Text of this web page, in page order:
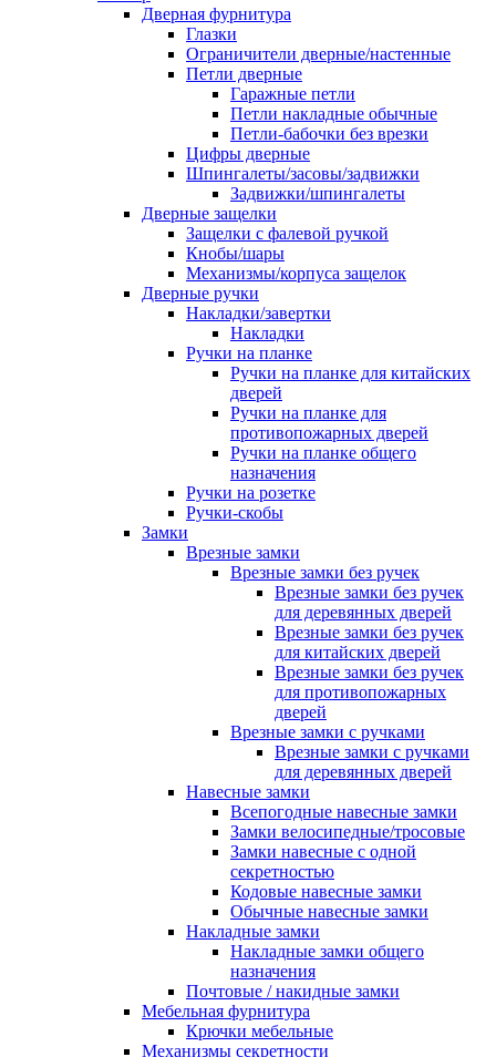
Дверная фурнитура
Глазки
Ограничители дверные/настенные
Петли дверные
Гаражные петли
Петли накладные обычные
Петли-бабочки без врезки
Цифры дверные
Шпингалеты/засовы/задвижки
Задвижки/шпингалеты
Дверные защелки
Защелки с фалевой ручкой
Кнобы/шары
Механизмы/корпуса защелок
Дверные ручки
Накладки/завертки
Накладки
Ручки на планке
Ручки на планке для китайских
дверей
Ручки на планке для
противопожарных дверей
Ручки на планке общего
назначения
Ручки на розетке
Ручки-скобы
Замки
Врезные замки
Врезные замки без ручек
Врезные замки без ручек
для деревянных дверей
Врезные замки без ручек
для китайских дверей
Врезные замки без ручек
для противопожарных
дверей
Врезные замки с ручками
Врезные замки с ручками
для деревянных дверей
Навесные замки
Всепогодные навесные замки
Замки велосипедные/тросовые
Замки навесные с одной
секретностью
Кодовые навесные замки
Обычные навесные замки
Накладные замки
Накладные замки общего
назначения
Почтовые / накидные замки
Мебельная фурнитура
Крючки мебельные
Механизмы секретности